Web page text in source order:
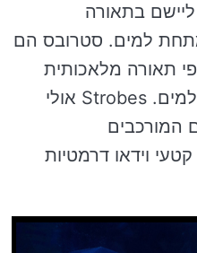
בתאורה
למים. סטרובס הם
תאורה מלאכותית
המשמשת לצילום מתחת למים. Strobes אולי
המורכבים
קטעי וידאו דרמטיות